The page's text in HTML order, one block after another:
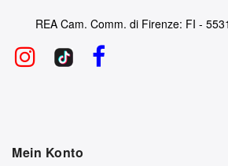
REA Cam. Comm. di Firenze: FI -
Mein Konto